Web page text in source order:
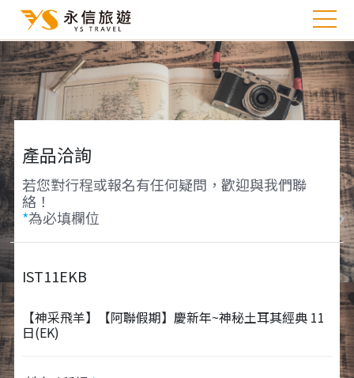
產品洽詢
若您對行程或報名有任何疑問，歡迎與我們聯
絡！
*為必填欄位
IST11EKB
【神采飛羊】【阿聯假期】慶新年~神秘土耳其經典 11
日(EK)